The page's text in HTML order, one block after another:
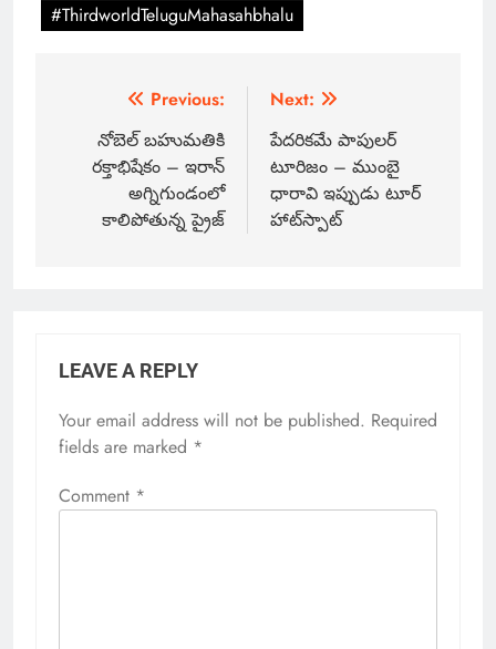
#ThirdworldTeluguMahasahbhalu
Previous:
నోబెల్ బహుమతికి
రక్తాభిషేకం – ఇరాన్
అగ్నిగుండంలో
కాలిపోతున్న ప్రైజ్
Next:
పేదరికమే పాపులర్
టూరిజం – ముంబై
ధారావి ఇప్పుడు టూర్
హాట్‌స్పాట్
LEAVE A REPLY
Your email address will not be published. Required
fields are marked *
Comment *